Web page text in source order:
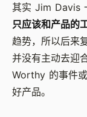
其实 Jim Davis
只应该和产品的
趋势，所以后来
并没有主动去迎
Worthy 的事件
好产品。